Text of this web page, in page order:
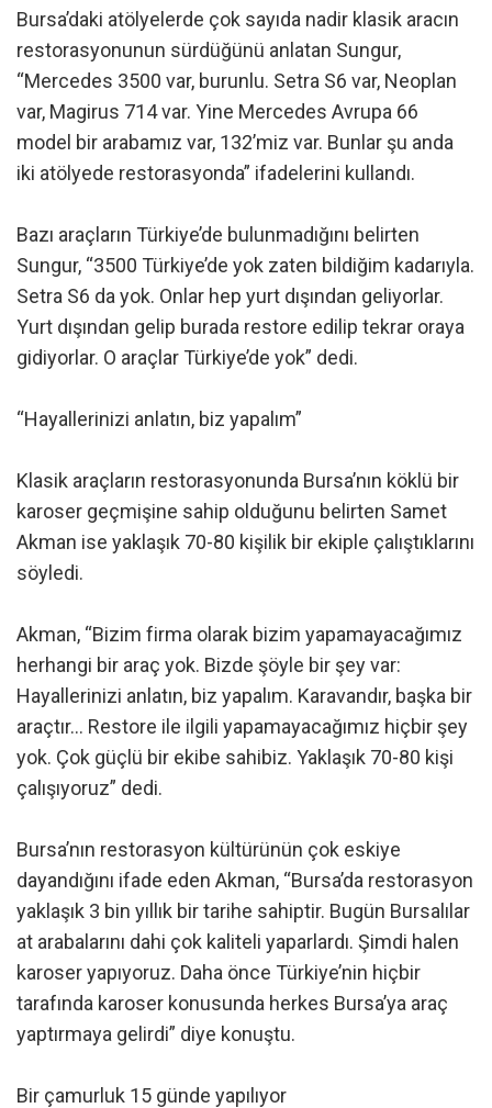
Bursa’daki atölyelerde çok sayıda nadir klasik aracın
restorasyonunun sürdüğünü anlatan Sungur,
“Mercedes 3500 var, burunlu. Setra S6 var, Neoplan
var, Magirus 714 var. Yine Mercedes Avrupa 66
model bir arabamız var, 132’miz var. Bunlar şu anda
iki atölyede restorasyonda” ifadelerini kullandı.
Bazı araçların Türkiye’de bulunmadığını belirten
Sungur, “3500 Türkiye’de yok zaten bildiğim kadarıyla.
Setra S6 da yok. Onlar hep yurt dışından geliyorlar.
Yurt dışından gelip burada restore edilip tekrar oraya
gidiyorlar. O araçlar Türkiye’de yok” dedi.
“Hayallerinizi anlatın, biz yapalım”
Klasik araçların restorasyonunda Bursa’nın köklü bir
karoser geçmişine sahip olduğunu belirten Samet
Akman ise yaklaşık 70-80 kişilik bir ekiple çalıştıklarını
söyledi.
Akman, “Bizim firma olarak bizim yapamayacağımız
herhangi bir araç yok. Bizde şöyle bir şey var:
Hayallerinizi anlatın, biz yapalım. Karavandır, başka bir
araçtır… Restore ile ilgili yapamayacağımız hiçbir şey
yok. Çok güçlü bir ekibe sahibiz. Yaklaşık 70-80 kişi
çalışıyoruz” dedi.
Bursa’nın restorasyon kültürünün çok eskiye
dayandığını ifade eden Akman, “Bursa’da restorasyon
yaklaşık 3 bin yıllık bir tarihe sahiptir. Bugün Bursalılar
at arabalarını dahi çok kaliteli yaparlardı. Şimdi halen
karoser yapıyoruz. Daha önce Türkiye’nin hiçbir
tarafında karoser konusunda herkes Bursa’ya araç
yaptırmaya gelirdi” diye konuştu.
Bir çamurluk 15 günde yapılıyor